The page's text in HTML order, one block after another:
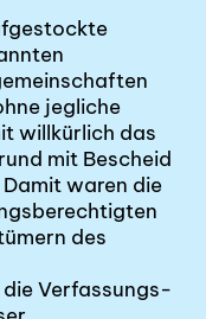
jegliche
willkürlich das
mit Bescheid
waren die
des
die Verfassungs-